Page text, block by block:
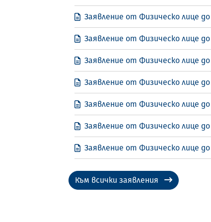
Заявление от Физическо лице
Заявление от Физическо лице
Заявление от Физическо лице
Заявление от Физическо лице
Заявление от Физическо лице
Заявление от Физическо лице
Заявление от Физическо лице
Към всички заявления